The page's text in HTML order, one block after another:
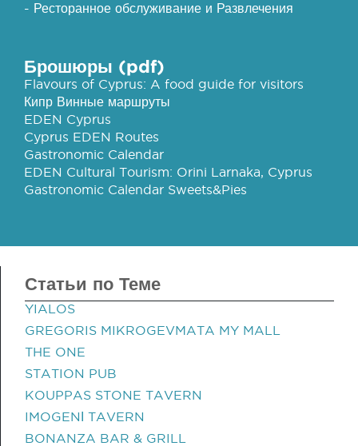
- Ресторанное обслуживание и Развлечения
Брошюры (pdf)
Flavours of Cyprus: A food guide for visitors
Кипр Винные маршруты
EDEN Cyprus
Cyprus EDEN Routes
Gastronomic Calendar
EDEN Cultural Tourism: Orini Larnaka, Cyprus
Gastronomic Calendar Sweets&Pies
Статьи по Теме
YIALOS
GREGORIS MIKROGEVMATA MY MALL
THE ONE
STATION PUB
KOUPPAS STONE TAVERN
IMOGENΙ TAVERN
BONANZA BAR & GRILL